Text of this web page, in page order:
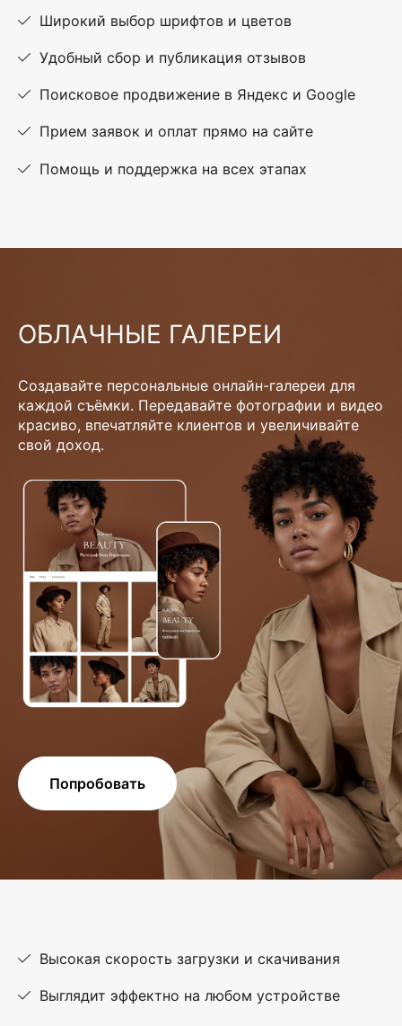
Широкий выбор шрифтов и цветов
Удобный сбор и публикация отзывов
Поисковое продвижение в Яндекс и Google
Прием заявок и оплат прямо на сайте
Помощь и поддержка на всех этапах
ОБЛАЧНЫЕ ГАЛЕРЕИ
Создавайте персональные онлайн-галереи для
каждой съёмки. Передавайте фотографии и видео
красиво, впечатляйте клиентов и увеличивайте
свой доход.
Попробовать
Высокая скорость загрузки и скачивания
Выглядит эффектно на любом устройстве